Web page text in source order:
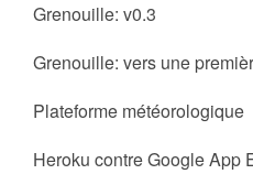
Grenouille: v0.3
Grenouille: vers une
Plateforme météorologique
Heroku contre Google App